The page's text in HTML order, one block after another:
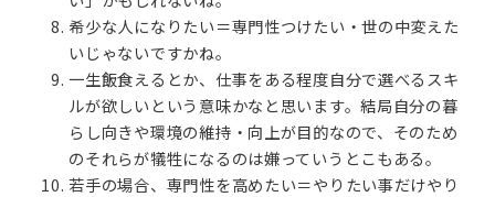
希少な人になりたい＝専門性つけたい・世の中変えた
いじゃないですかね。
一生飯食えるとか、仕事をある程度自分で選べるスキ
ルが欲しいという意味かなと思います。結局自分の暮
らし向きや環境の維持・向上が目的なので、そのため
のそれらが犠牲になるのは嫌っていうとこもある。
若手の場合、専門性を高めたい＝やりたい事だけやり